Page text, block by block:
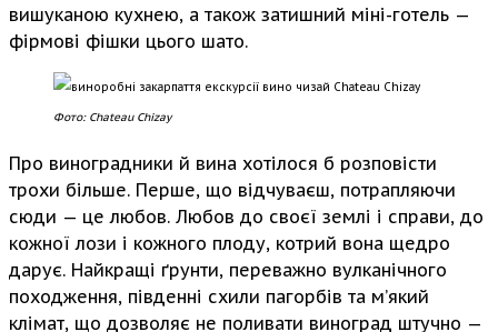
вишуканою кухнею, а також затишний міні-готель —
фірмові фішки цього шато.
Фото: Chateau Chizay
Про виноградники й вина хотілося б розповісти
трохи більше. Перше, що відчуваєш, потрапляючи
сюди — це любов. Любов до своєї землі і справи, до
кожної лози і кожного плоду, котрий вона щедро
дарує. Найкращі ґрунти, переважно вулканічного
походження, південні схили пагорбів та м’який
клімат, що дозволяє не поливати виноград штучно —